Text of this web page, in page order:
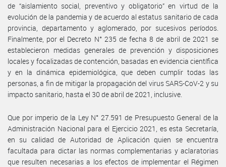
de “aislamiento social, preventivo y obligatorio” en virtud de la
evolución de la pandemia y de acuerdo al estatus sanitario de cada
provincia, departamento y aglomerado, por sucesivos períodos.
Finalmente, por el Decreto N° 235 de fecha 8 de abril de 2021 se
establecieron medidas generales de prevención y disposiciones
locales y focalizadas de contención, basadas en evidencia científica
y en la dinámica epidemiológica, que deben cumplir todas las
personas, a fin de mitigar la propagación del virus SARS-CoV-2 y su
impacto sanitario, hasta el 30 de abril de 2021, inclusive.
Que por imperio de la Ley N° 27.591 de Presupuesto General de la
Administración Nacional para el Ejercicio 2021, es esta Secretaría,
en su calidad de Autoridad de Aplicación quien se encuentra
facultada para dictar las normas complementarias y aclaratorias
que resulten necesarias a los efectos de implementar el Régimen